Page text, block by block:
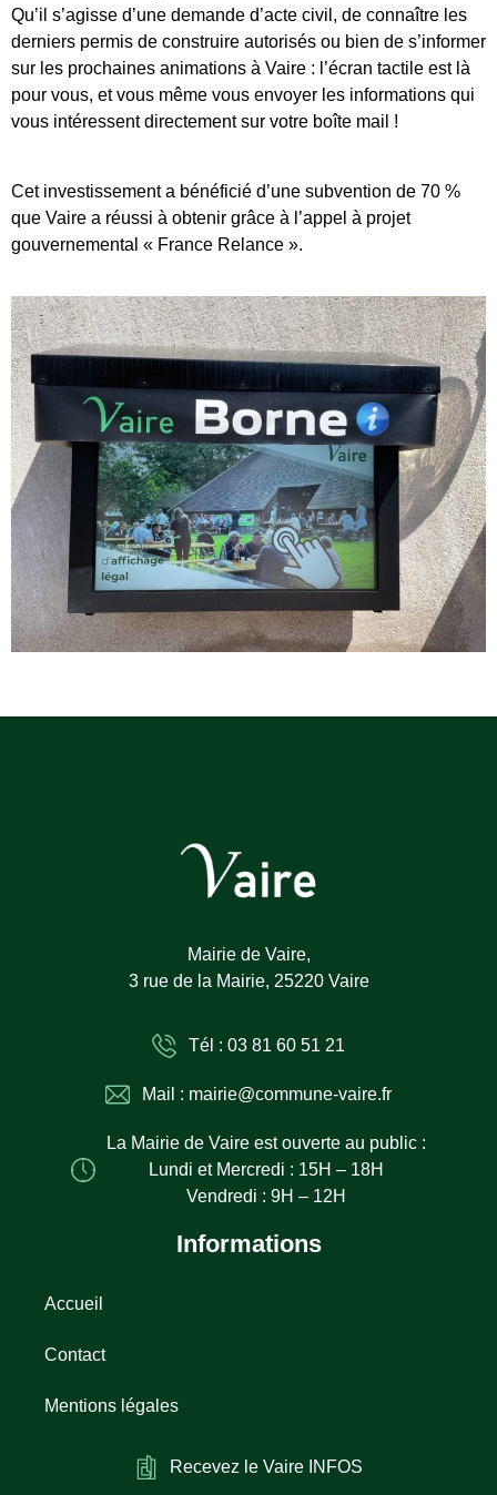
Qu’il s’agisse d’une demande d’acte civil, de connaître les
derniers permis de construire autorisés ou bien de s’informer
sur les prochaines animations à Vaire : l’écran tactile est là
pour vous, et vous même vous envoyer les informations qui
vous intéressent directement sur votre boîte mail !
Cet investissement a bénéficié d’une subvention de 70 %
que Vaire a réussi à obtenir grâce à l’appel à projet
gouvernemental « France Relance ».
Mairie de Vaire,
3 rue de la Mairie, 25220 Vaire
Tél : 03 81 60 51 21
Mail : mairie@commune-vaire.fr
La Mairie de Vaire est ouverte au public :
Lundi et Mercredi : 15H – 18H
Vendredi : 9H – 12H
Informations
Accueil
Contact
Mentions légales
Recevez le Vaire INFOS